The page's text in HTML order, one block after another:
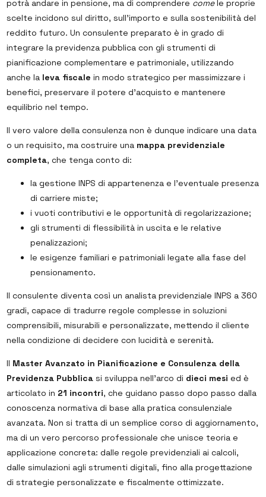
potrà andare in pensione, ma di comprendere comele proprie
scelte incidono sul diritto, sull’importo e sulla sostenibilità del
reddito futuro. Un consulente preparato è in grado di
integrare la previdenza pubblica con gli strumenti di
pianificazione complementare e patrimoniale, utilizzando
anche la leva fiscale in modo strategico per massimizzare i
benefici, preservare il potere d’acquisto e mantenere
equilibrio nel tempo.
Il vero valore della consulenza non è dunque indicare una data
o un requisito, ma costruire una mappa previdenziale
completa, che tenga conto di:
la gestione INPS di appartenenza e l’eventuale presenza
di carriere miste;
i vuoti contributivi e le opportunità di regolarizzazione;
gli strumenti di flessibilità in uscita e le relative
penalizzazioni;
le esigenze familiari e patrimoniali legate alla fase del
pensionamento.
Il consulente diventa così un analista previdenziale INPS a 360
gradi, capace di tradurre regole complesse in soluzioni
comprensibili, misurabili e personalizzate, mettendo il cliente
nella condizione di decidere con lucidità e serenità.
Il Master Avanzato in Pianificazione e Consulenza della
Previdenza Pubblica si sviluppa nell’arco di dieci mesi ed è
articolato in 21 incontri, che guidano passo dopo passo dalla
conoscenza normativa di base alla pratica consulenziale
avanzata. Non si tratta di un semplice corso di aggiornamento,
ma di un vero percorso professionale che unisce teoria e
applicazione concreta: dalle regole previdenziali ai calcoli,
dalle simulazioni agli strumenti digitali, fino alla progettazione
di strategie personalizzate e fiscalmente ottimizzate.